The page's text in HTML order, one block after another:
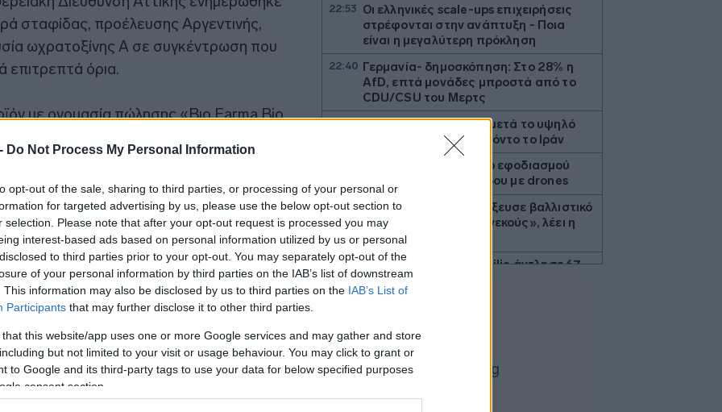
Do Not Process My Personal Information
opt-out of the sale, sharing to third parties, or processing of your personal or
for targeted advertising by us, please use the below opt-out section to
selection. Please note that after your opt-out request is processed you may
interest-based ads based on personal information utilized by us or personal
to third parties prior to your opt-out. You may separately opt-out of the
of your personal information by third parties on the IAB’s list of downstream
This information may also be disclosed by us to third parties on the IAB’s List of
Participants that may further disclose it to other third parties.
that this website/app uses one or more Google services and may gather and store
but not limited to your visit or usage behaviour. You may click to grant or
to Google and its third-party tags to use your data for below specified purposes
consent section.
σταφίδας, προέλευσης Αργεντινής,
ωχρατοξίνης Α σε συγκέντρωση που
επιτρεπτά όρια.
με ονομασία πώλησης «Βιο Farma Bio
γρ., το οποίο διακινείται από την
22:53 Οι ελληνικές scale-ups επιχειρήσεις
στρέφονται στην ανάπτυξη - Ποια
είναι η μεγαλύτερη πρόκληση
22:40 Γερμανία- δημοσκόπηση: Στο 28% η
AfD, επτά μονάδες μπροστά από το
CDU/CSU του Μερτς
22:26 Πτώση για τον χρυσό μετά το υψηλό
επτά εβδομάδων με φόντο το Ιράν
Η Ρωσία έπληξε κόμβο εφοδιασμού
στην περιοχή του Κιέβου με drones
21:52 «Η Βόρεια Κορέα εκτόξευσε βαλλιστικό
πύραυλο μικρού βεληνεκούς», λέει η
Σεούλ
21:37
Η ελληνική startup Omilia άντλησε 67
εκατ. δολάρια και ανοίγει γραφείο στις
ΗΠΑ
επιχειρήσεις της Σαμοθράκης
21:03
Ο Τραμπ δηλώνει «πολύ
ικανοποιημένος» από το έργο του Πιτ